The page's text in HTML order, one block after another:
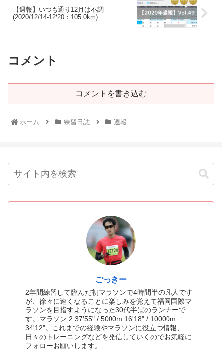
【週報】いつも通り12月は不調
(2020/12/14-12/20：105.0km)
コメント
コメントを書き込む
ホーム 練習日誌 週報
ごっきー
2年間練習して臨んだ初マラソンで4時間半の凡人です
が、徐々に速くなることに楽しみを覚えて福岡国際マ
ラソンを目指すようになった30代半ばのランナーで
す。マラソン 2:37'55" / 5000m 16'18" / 10000m
34'12"。これまでの経験やマラソンに役立つ情報、
日々のトレーニングなどを発信していくのでお気軽に
フォローお願いします。